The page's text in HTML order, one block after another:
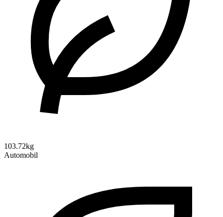
103.72kg
Automobil